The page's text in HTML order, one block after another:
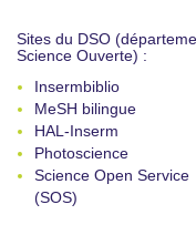
Sites du DSO
Science Ouverte) :
Insermbiblio
MeSH bilingue
HAL-Inserm
Photoscience
Science Open Service
(SOS)